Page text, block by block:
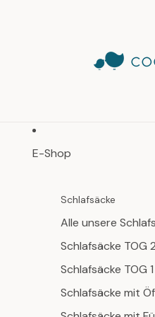
E-Shop
Schlafsäcke
Alle unsere
Schlafsäcke TOG 2
Schlafsäcke TOG 1
Schlafsäcke mit